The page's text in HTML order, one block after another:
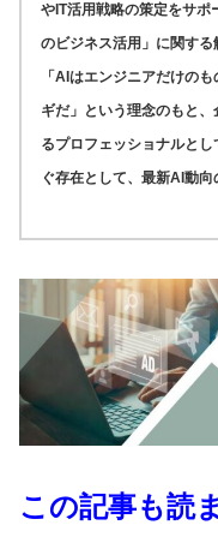
やIT活用戦略の策定をサポ
のビジネス活用」に関する
「AIはエンジニアだけの
ギだ」という理念のもと
るプロフェッショナルと
ぐ存在として、最新AI動向
この記事も読